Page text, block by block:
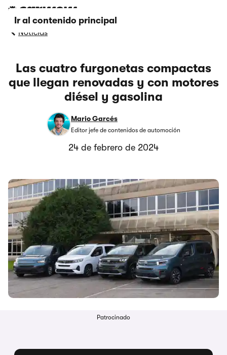
Ir al contenido principal
Noticias
Las cuatro furgonetas compactas
que llegan renovadas y con motores
diésel y gasolina
Mario Garcés
Editor jefe de contenidos de automoción
24 de febrero de 2024
Patrocinado